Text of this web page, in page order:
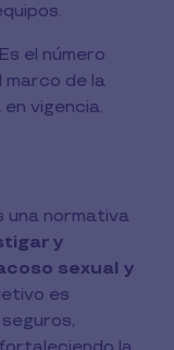
el número
marco de la
vigencia.
una normativa
y
sexual y
es